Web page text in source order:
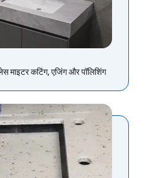
माइटर कटिंग, एजिंग और पॉलिशिंग